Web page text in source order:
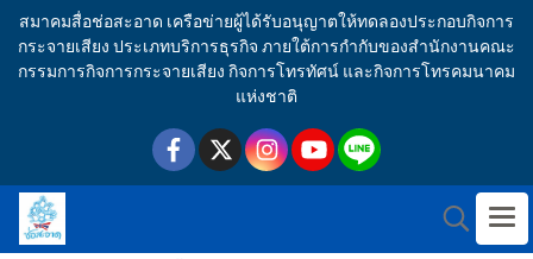
สมาคมสื่อช่อสะอาด เครือข่ายผู้ได้รับอนุญาตให้ทดลองประกอบกิจการ
กระจายเสียง ประเภทบริการธุรกิจ ภายใต้การกำกับของสำนักงานคณะ
กรรมการกิจการกระจายเสียง กิจการโทรทัศน์ และกิจการโทรคมนาคม
แห่งชาติ